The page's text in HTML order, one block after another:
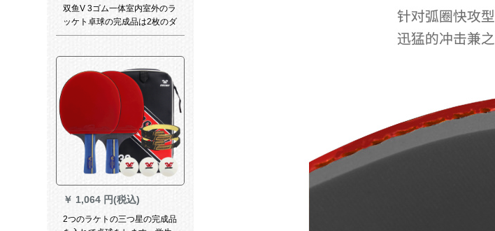
双鱼V 3ゴム一体室内室外のラ
ッケト卓球の完成品は2枚のダ
ブルラケトを入られて2枚のセ
￥ 1,064 円(税込)
2つのラケトの三つ星の完成品